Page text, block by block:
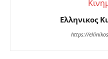
Ελληνικος
https://